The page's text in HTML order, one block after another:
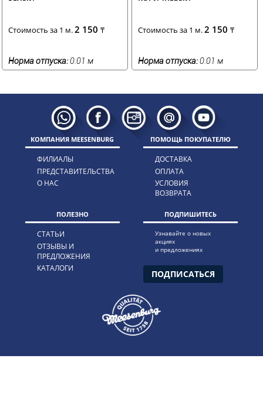
Стоимость за 1 м.2 150 ₸
Норма отпуска:0.01 м
Стоимость за 1 м.2 150₸
Норма отпуска:0.01 м
КОМПАНИЯ MEESENBURG
ФИЛИАЛЫ
ПРЕДСТАВИТЕЛЬСТВА
О НАС
ПОМОЩЬ ПОКУПАТЕЛЮ
ДОСТАВКА
ОПЛАТА
УСЛОВИЯ
ВОЗВРАТА
ПОЛЕЗНО
СТАТЬИ
ОТЗЫВЫ И
ПРЕДЛОЖЕНИЯ
КАТАЛОГИ
ПОДПИШИТЕСЬ
Узнавайте о новых
акциях
и предложениях
ПОДПИСАТЬСЯ